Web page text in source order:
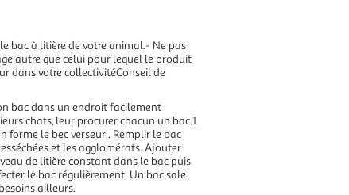
bac à litière de votre animal.- Ne pas
autre que celui pour lequel le produit
dans votre collectivitéConseil de
bac dans un endroit facilement
chats, leur procurer chacun un bac.1
le bec verseur . Remplir le bac
et les agglomérats. Ajouter
de litière constant dans le bac puis
le bac régulièrement. Un bac sale
ailleurs.